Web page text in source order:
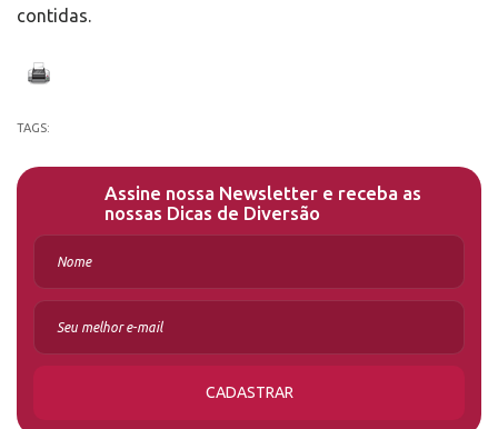
contidas.
TAGS:
Assine nossa Newsletter e receba as
nossas Dicas de Diversão
CADASTRAR